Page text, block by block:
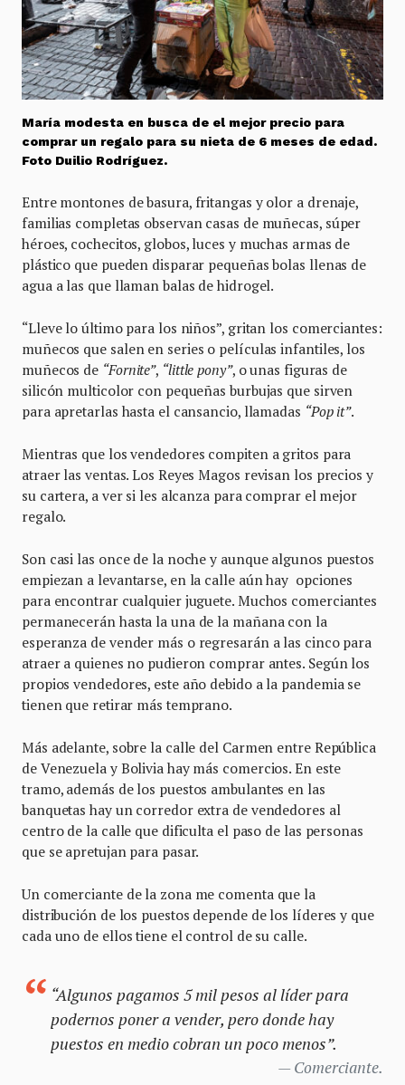
María modesta en busca de el mejor precio para
comprar un regalo para su nieta de 6 meses de edad.
Foto Duilio Rodríguez.
Entre montones de basura, fritangas y olor a drenaje,
familias completas observan casas de muñecas, súper
héroes, cochecitos, globos, luces y muchas armas de
plástico que pueden disparar pequeñas bolas llenas de
agua a las que llaman balas de hidrogel.
“Lleve lo último para los niños”, gritan los comerciantes:
muñecos que salen en series o películas infantiles, los
muñecos de “Fornite”, “little pony”, o unas figuras de
silicón multicolor con pequeñas burbujas que sirven
para apretarlas hasta el cansancio, llamadas “Pop it”.
Mientras que los vendedores compiten a gritos para
atraer las ventas. Los Reyes Magos revisan los precios y
su cartera, a ver si les alcanza para comprar el mejor
regalo.
Son casi las once de la noche y aunque algunos puestos
empiezan a levantarse, en la calle aún hay opciones
para encontrar cualquier juguete. Muchos comerciantes
permanecerán hasta la una de la mañana con la
esperanza de vender más o regresarán a las cinco para
atraer a quienes no pudieron comprar antes. Según los
propios vendedores, este año debido a la pandemia se
tienen que retirar más temprano.
Más adelante, sobre la calle del Carmen entre República
de Venezuela y Bolivia hay más comercios. En este
tramo, además de los puestos ambulantes en las
banquetas hay un corredor extra de vendedores al
centro de la calle que dificulta el paso de las personas
que se apretujan para pasar.
Un comerciante de la zona me comenta que la
distribución de los puestos depende de los líderes y que
cada uno de ellos tiene el control de su calle.
“Algunos pagamos 5 mil pesos al líder para
podernos poner a vender, pero donde hay
puestos en medio cobran un poco menos”.
Comerciante.